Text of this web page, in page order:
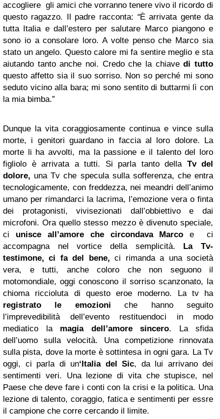
accogliere gli amici che vorranno tenere vivo il ricordo di
questo ragazzo. Il padre racconta: “È arrivata gente da
tutta Italia e dall’estero per salutare Marco piangono e
sono io a consolare loro. A volte penso che Marco sia
stato un angelo. Questo calore mi fa sentire meglio e sta
aiutando tanto anche noi. Credo che la chiavedi tutto
questo affetto sia il suo sorriso. Non so perché mi sono
seduto vicino alla bara; mi sono sentito di buttarmi lì con
la mia bimba.”
Dunque la vita coraggiosamente continua e vince sulla
morte, i genitori guardano in faccia al loro dolore. La
morte li ha avvolti, ma la passione e il talento del loro
figliolo è arrivata a tutti. Si parla tanto della Tv del
dolore, una Tv che specula sulla sofferenza, che entra
tecnologicamente, con freddezza, nei meandri dell’animo
umano per rimandarci la lacrima, l’emozione vera o finta
dei protagonisti, vivisezionati dall’obbiettivo e dai
microfoni. Ora quello stesso mezzo è divenuto speciale,
ci unisce all’amore che circondava Marco e ci
accompagna nel vortice della semplicità.
La Tv-
testimone, ci fa del bene,ci rimanda a una società
vera, e tutti, anche coloro che non seguono il
motomondiale, oggi conoscono il sorriso scanzonato, la
chioma riccioluta di questo eroe moderno. La tv ha
registrato le emozioniche hanno seguito
l’imprevedibilità dell’evento restituendoci in modo
mediatico la magia dell’amore sincero. La sfida
dell’uomo sulla velocità. Una competizione rinnovata
sulla pista, dove la morte è sottintesa in ogni gara. La Tv
oggi, ci parla di un‘Italia del Sic, da lui arrivano dei
sentimenti veri. Una lezione di vita che stupisce, nel
Paese che deve fare i conti con la crisi e la politica. Una
lezione di talento, coraggio, fatica e sentimenti per essre
il campione che corre cercando il limite.